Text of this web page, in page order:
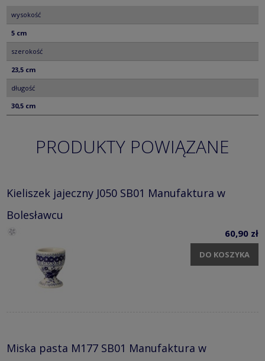
wysokość
5 cm
szerokość
23,5 cm
długość
30,5 cm
PRODUKTY POWIĄZANE
Kieliszek jajeczny J050 SB01 Manufaktura w
Bolesławcu
60,90 zł
DO KOSZYKA
Miska pasta M177 SB01 Manufaktura w